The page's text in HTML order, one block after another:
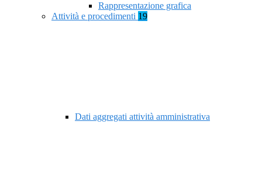
Rappresentazione grafica
Attività e procedimenti 19
Dati aggregati attività amministrativa